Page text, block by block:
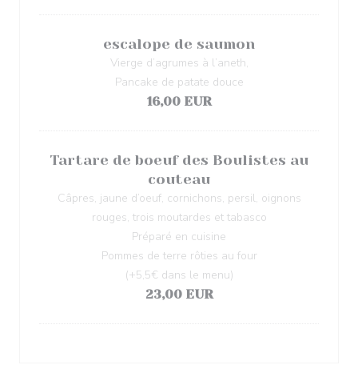
escalope de saumon
Vierge d’agrumes à l’aneth,
Pancake de patate douce
16,00 EUR
Tartare de boeuf des Boulistes au
couteau
Câpres, jaune d’oeuf, cornichons, persil, oignons
rouges, trois moutardes et tabasco
Préparé en cuisine
Pommes de terre rôties au four
(+5,5€ dans le menu)
23,00 EUR